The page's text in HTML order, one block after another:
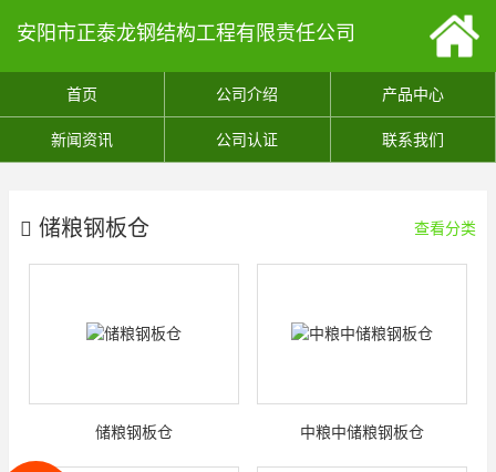
安阳市正泰龙钢结构工程有限责任公司
首页 公司介绍 产品中心
新闻资讯 公司认证 联系我们
储粮钢板仓 查看分类
储粮钢板仓 中粮中储粮钢板仓